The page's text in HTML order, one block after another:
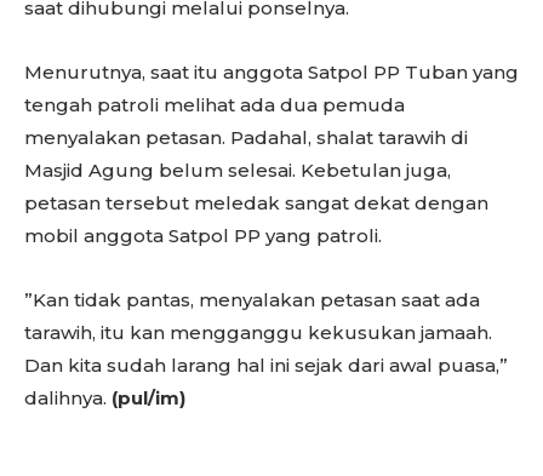
saat dihubungi melalui ponselnya.
Menurutnya, saat itu anggota Satpol PP Tuban yang
tengah patroli melihat ada dua pemuda
menyalakan petasan. Padahal, shalat tarawih di
Masjid Agung belum selesai. Kebetulan juga,
petasan tersebut meledak sangat dekat dengan
mobil anggota Satpol PP yang patroli.
”Kan tidak pantas, menyalakan petasan saat ada
tarawih, itu kan mengganggu kekusukan jamaah.
Dan kita sudah larang hal ini sejak dari awal puasa,”
dalihnya. (pul/im)